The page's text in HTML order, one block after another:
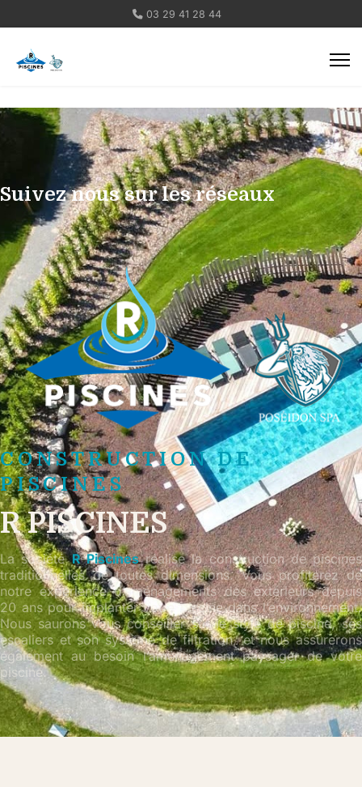
03 29 41 28 44
Suivez nous sur les réseaux
CONSTRUCTION DE
PISCINES
R PISCINES
La sociétéR Piscinesréalise la construction de piscines
traditionnelles de toutes dimensions. Vous profiterez de
notre expérience d’aménagements des extérieurs depuis
20 ans pour implanter votre piscine dans l’environnement.
Nous saurons vous conseiller sur le style de piscine, ses
escaliers et son système de filtration, et nous assurerons
également au besoin l’aménagement paysager de votre
piscine.